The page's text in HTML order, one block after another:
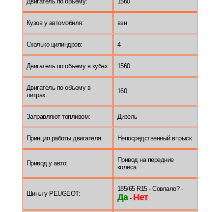
Кузов у автомобиля: вэн
Сколько цилиндров: 4
Двигатель по объему в кубах: 1560
Двигатель по объему в
литрах:
160
Заправляют топливом: Дизель
Принцип работы двигателя: Непосредственный впрыск
Привод у авто:
Привод на передние
колеса
Шины у PEUGEOT:
185/65 R15 - Совпало? -
Да- Нет